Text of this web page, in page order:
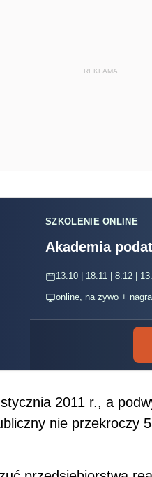
REKLAMA
SZKOLENIE ONLINE
Akademia
13.10 | 18.11 | 8.12 |
online, na żywo +
2011 r., a
nie przekroczy